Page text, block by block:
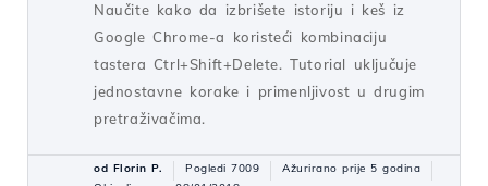
Naučite kako da izbrišete istoriju i keš iz
Google Chrome-a koristeći kombinaciju
tastera Ctrl+Shift+Delete. Tutorial uključuje
jednostavne korake i primenljivost u drugim
pretraživačima.
od Florin P. Pogledi 7009
Ažurirano prije 5 godina